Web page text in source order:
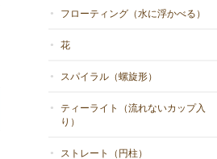
フローティング（水に浮かべる）
花
スパイラル（螺旋形）
ティーライト（流れないカップ入
り）
ストレート（円柱）